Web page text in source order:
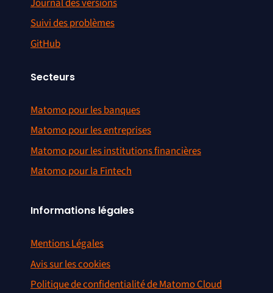
Suivi des problèmes
GitHub
Secteurs
Matomo pour les banques
Matomo pour les entreprises
Matomo pour les institutions financières
Matomo pour la Fintech
Informations légales
Mentions Légales
Avis sur les cookies
Politique de confidentialité de Matomo Cloud